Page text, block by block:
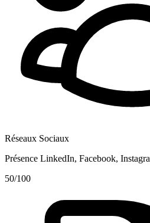
Réseaux Sociaux
Présence LinkedIn, Facebook,
50/100